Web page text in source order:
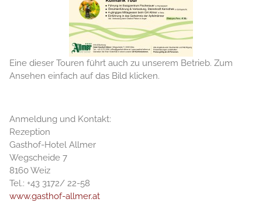
Eine dieser Touren führt auch zu unserem Betrieb. Zum
Ansehen einfach auf das Bild klicken.
Anmeldung und Kontakt:
Rezeption
Gasthof-Hotel Allmer
Wegscheide 7
8160 Weiz
Tel.: +43 3172/ 22-58
www.gasthof-allmer.at